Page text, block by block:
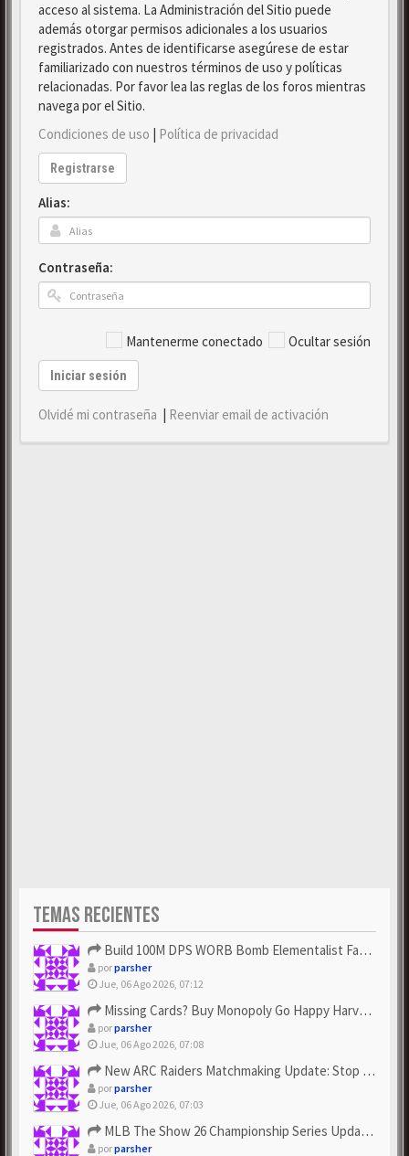
acceso al sistema. La Administración del Sitio puede
además otorgar permisos adicionales a los usuarios
registrados. Antes de identificarse asegúrese de estar
familiarizado con nuestros términos de uso y políticas
relacionadas. Por favor lea las reglas de los foros mientras
navega por el Sitio.
Condiciones de uso | Política de privacidad
Registrarse
Alias:
Contraseña:
Mantenerme conectado Ocultar sesión
Iniciar sesión
Olvidé mi contraseña | Reenviar email de activación
TEMAS RECIENTES
Build 100M DPS WORB Bomb Elementalist Fast - Grab POE Curren...
porparsher
Jue, 06 Ago 2026, 07:12
Missing Cards? Buy Monopoly Go Happy Harvest with Looney Tun...
porparsher
Jue, 06 Ago 2026, 07:08
New ARC Raiders Matchmaking Update: Stop Failed - Grab Bluep...
porparsher
Jue, 06 Ago 2026, 07:03
MLB The Show 26 Championship Series Update! Get Cheap & ...
porparsher